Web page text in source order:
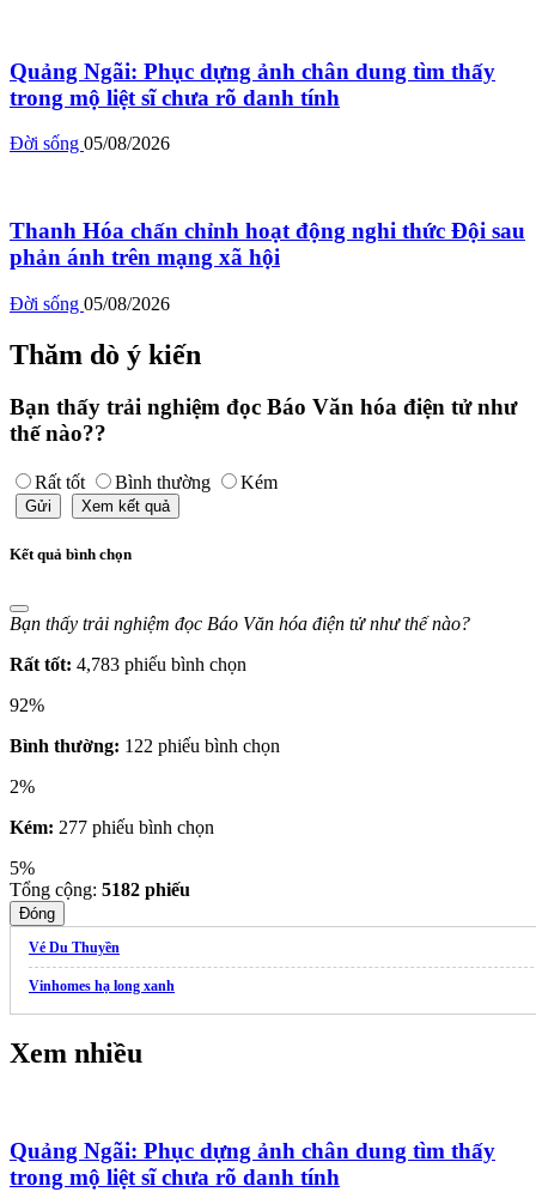
Quảng Ngãi: Phục dựng ảnh chân dung tìm thấy
trong mộ liệt sĩ chưa rõ danh tính
Đời sống 05/08/2026
Thanh Hóa chấn chỉnh hoạt động nghi thức Đội sau
phản ánh trên mạng xã hội
Đời sống 05/08/2026
Thăm dò ý kiến
Bạn thấy trải nghiệm đọc Báo Văn hóa điện tử như
thế nào??
Rất tốt Bình thường Kém
Gửi Xem kết quả
Kết quả bình chọn
Bạn thấy trải nghiệm đọc Báo Văn hóa điện tử như thế nào?
Rất tốt: 4,783 phiếu bình chọn
92%
Bình thường: 122 phiếu bình chọn
2%
Kém: 277 phiếu bình chọn
5%
Tổng cộng: 5182 phiếu
Đóng
Vé Du Thuyền
Vinhomes hạ long xanh
Xem nhiều
Quảng Ngãi: Phục dựng ảnh chân dung tìm thấy
trong mộ liệt sĩ chưa rõ danh tính